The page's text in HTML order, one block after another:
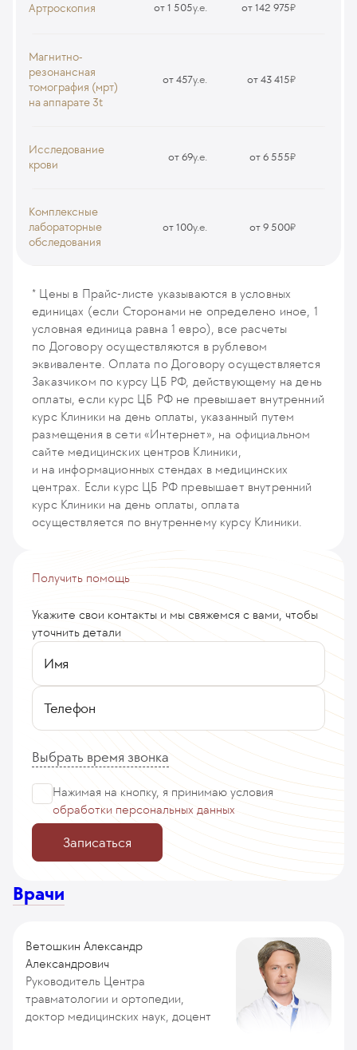
CS2
(первичный, повторный)
MRI18
Артроскопия от 1 505у.е. от 142 975₽
TOKA1
диагностическая, в т.ч. с биопсией
Магнитно-
резонансная
томография (мрт)
на аппарате 3t
от 457у.е. от 43 415₽
MRI99
Исследование
крови
от 69у.е. от 6 555₽
A000
лейкоцитарной формулы
Комплексные
лабораторные
обследования
от 100у.е. от 9 500₽
K017
* Цены в Прайс-листе указываются в условных
единицах (если Сторонами не определено иное, 1
условная единица равна 1 евро), все расчеты
по Договору осуществляются в рублевом
эквиваленте. Оплата по Договору осуществляется
Заказчиком по курсу ЦБ РФ, действующему на день
оплаты, если курс ЦБ РФ не превышает внутренний
курс Клиники на день оплаты, указанный путем
размещения в сети «Интернет», на официальном
сайте медицинских центров Клиники,
и на информационных стендах в медицинских
центрах. Если курс ЦБ РФ превышает внутренний
курс Клиники на день оплаты, оплата
осуществляется по внутреннему курсу Клиники.
Получить помощь
Укажите свои контакты и мы свяжемся с вами, чтобы
уточнить детали
Имя
Телефон
Выбрать время звонка
Нажимая на кнопку, я принимаю условия
обработки персональных данных
Записаться
Врачи
Ветошкин Александр
Александрович
Руководитель Центра
травматологии и ортопедии,
доктор медицинских наук, доцент